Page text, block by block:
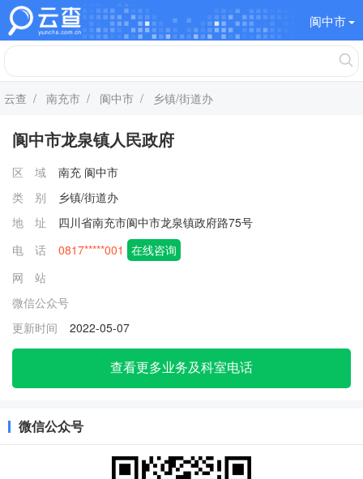
阆中市
云查 / 南充市 / 阆中市 / 乡镇/街道办
阆中市龙泉镇人民政府
区 域 南充 阆中市
类 别
乡镇/街道办
地 址
四川省南充市阆中市龙泉镇政府路75号
电 话
0817*****001 在线咨询
网 站
微信公众号
更新时间
2022-05-07
查看更多业务及科室电话
微信公众号